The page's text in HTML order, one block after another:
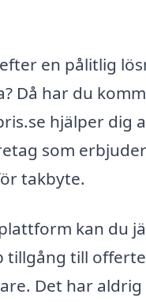
en pålitlig
Då har du
hjälper dig
som
takbyte.
kan du
tillgång till
Det har